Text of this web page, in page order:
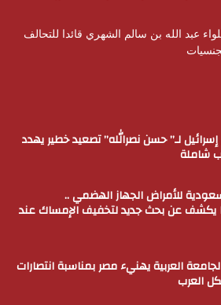
عبد الله بن سالم الشهري قائدا للتحالف
لـ” حسن نصرالله” تصعيد خطير يهدد
شاملة
للأمراض الجهاز الهضمي ..
يكشف عن بحث جديد لتخفيف الإمساك عند
العربية يهنيء مصر بمناسبة انتصارات
العرب